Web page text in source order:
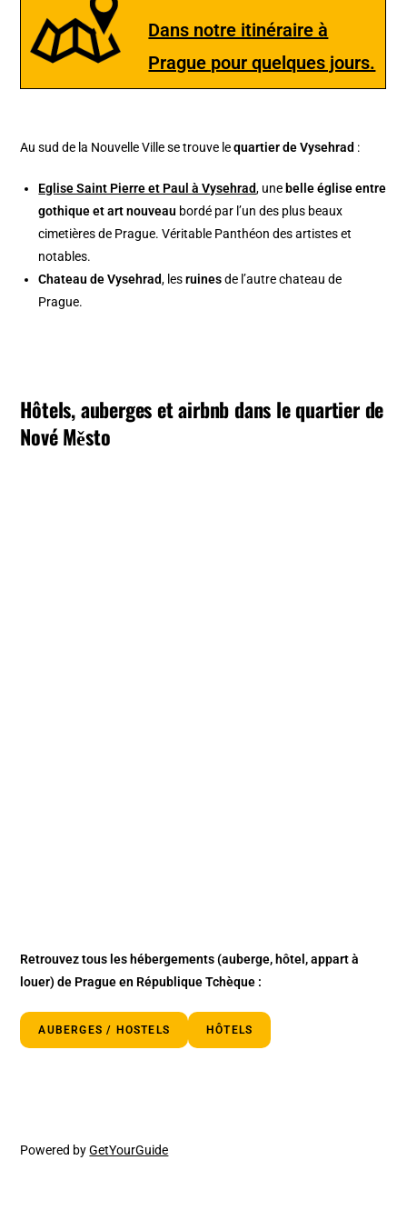
Dans notre itinéraire à
Prague pour quelques jours.
Au sud de la Nouvelle Ville se trouve lequartier de Vysehrad :
Eglise Saint Pierre et Paul à Vysehrad, une belle église entre
gothique et art nouveau bordé par l’un des plus beaux
cimetières de Prague. Véritable Panthéon des artistes et
notables.
Chateau de Vysehrad, lesruinesde l’autre chateau de
Prague.
Hôtels, auberges et airbnb dans le quartier de
Nové Město
Retrouvez tous les hébergements(auberge, hôtel, appart à
louer) de Prague en République Tchèque :
AUBERGES / HOSTELS HÔTELS
Powered byGetYourGuide